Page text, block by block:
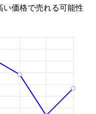
価格で売れる可能性